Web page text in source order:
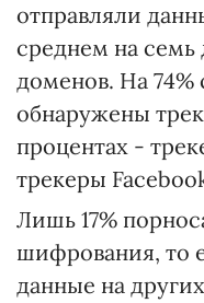
отправляли
среднем на семь
доменов. На 74%
обнаружены
процентах -
трекеры
Лишь 17%
шифрования, то
данные на